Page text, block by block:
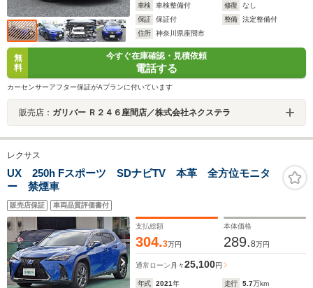
車検
車検整備付 修復
なし
保証
保証付 整備
法定整備付
住所
神奈川県座間市
無
料
今すぐ在庫確認・見積依頼
電話する
カーセンサーアフター保証がAプランに付いています
販売店： ガリバー Ｒ２４６座間店／株式会社ネクステラ
レクサス
UX 250h Fスポーツ SDナビTV 本革 全方位モニタ
ー 禁煙車
販売店保証 車両品質評価書付
支払総額
304.3万円
本体価格
289.8万円
通常ローン 月々25,100円
年式 2021年 走行 5.7万km